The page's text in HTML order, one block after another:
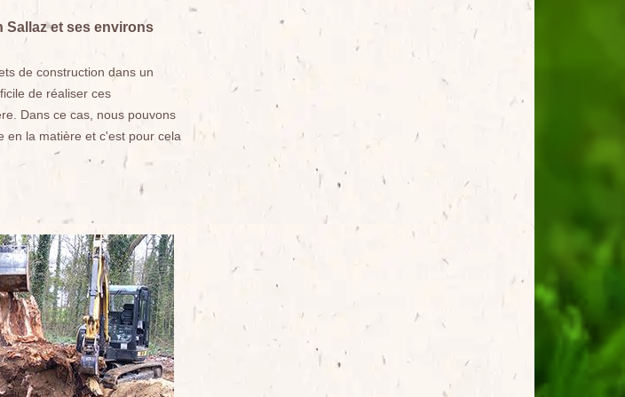
Sallaz et ses environs
de construction dans un
de réaliser ces
Dans ce cas, nous pouvons
en la matière et c'est pour cela